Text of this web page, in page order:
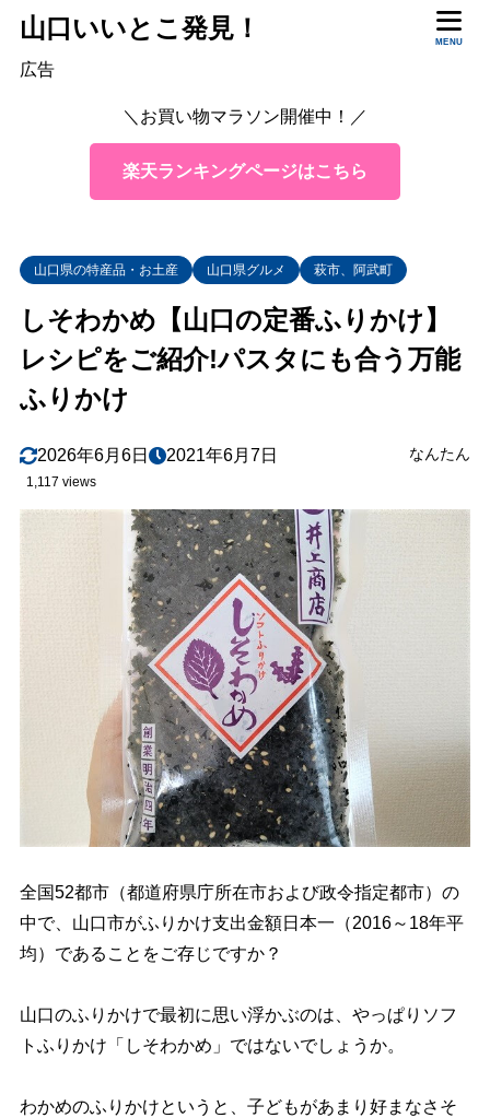
山口いいとこ発見！ MENU
広告
＼お買い物マラソン開催中！／
楽天ランキングページはこちら
山口県の特産品・お土産 山口県グルメ 萩市、阿武町
しそわかめ【山口の定番ふりかけ】
レシピをご紹介!パスタにも合う万能
ふりかけ
2026年6月6日 2021年6月7日 なんたん
1,117 views
全国52都市（都道府県庁所在市および政令指定都市）の
中で、山口市がふりかけ支出金額日本一（2016～18年平
均）であることをご存じですか？
山口のふりかけで最初に思い浮かぶのは、やっぱりソフ
トふりかけ 「しそわかめ」 ではないでしょうか。
わかめのふりかけというと、子どもがあまり好まなさそ
目次
しそわかめとは
しそわかめの由来
3.2 しそわかめの卵スープ
3.3 納豆しそわかめパスタ
4 ぜひお土産にも!しそわかめはどこで買える？
5 しそわかめ 商品詳細
6 まとめ